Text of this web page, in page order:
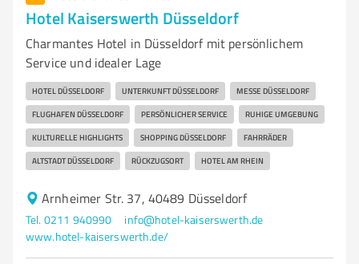
Hotel Kaiserswerth Düsseldorf
Charmantes Hotel in Düsseldorf mit persönlichem
Service und idealer Lage
HOTEL DÜSSELDORF UNTERKUNFT DÜSSELDORF MESSE DÜSSELDORF
FLUGHAFEN DÜSSELDORF PERSÖNLICHER SERVICE RUHIGE UMGEBUNG
KULTURELLE HIGHLIGHTS SHOPPING DÜSSELDORF FAHRRÄDER
ALTSTADT DÜSSELDORF RÜCKZUGSORT HOTEL AM RHEIN
Arnheimer Str. 37, 40489 Düsseldorf
Tel. 0211 940990
info@hotel-kaiserswerth.de
www.hotel-kaiserswerth.de/